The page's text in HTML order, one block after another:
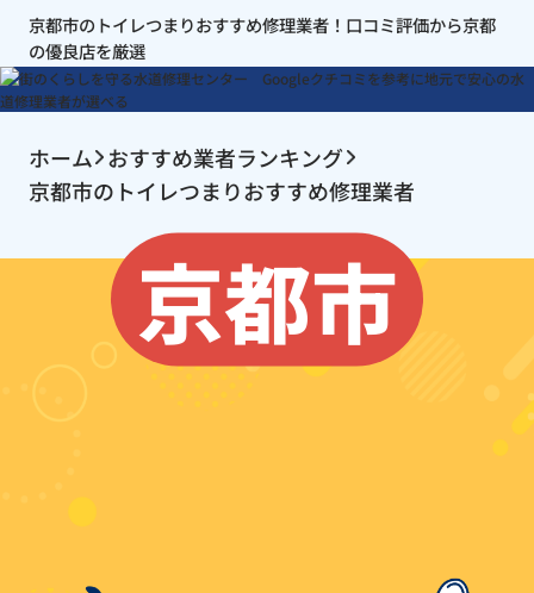
京都市のトイレつまりおすすめ修理業者！口コミ評価から京都
の優良店を厳選
ホーム おすすめ業者ランキング
京都市のトイレつまりおすすめ修理業者
京都市